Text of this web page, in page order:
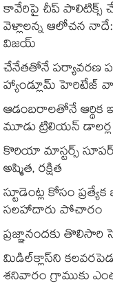
కావేరిపై చీప్ పాలిటిక్స్
వెళ్లాలన్న ఆలోచన
విజయ్
చేనేతతోనే పర్యావరణ
హ్యాండ్లూమ్ హెరిటేజ్
ఆడంబరాలతోనే ఆర్థిక
మూడు ట్రిలియన్
కొరియా మాస్టర్స్
అష్మిత, రక్షిత
స్టూడెంట్ల కోసం
సలహాదారు పోచారం
ప్రజ్ఞానందకు
మిడిల్‌క్లాస్‌ని
శనివారం గ్రాముకు